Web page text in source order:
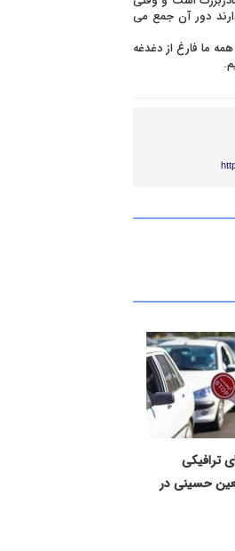
دور آن جمع می
ما فارغ از دغدغه
ترافیکی
حسینی در